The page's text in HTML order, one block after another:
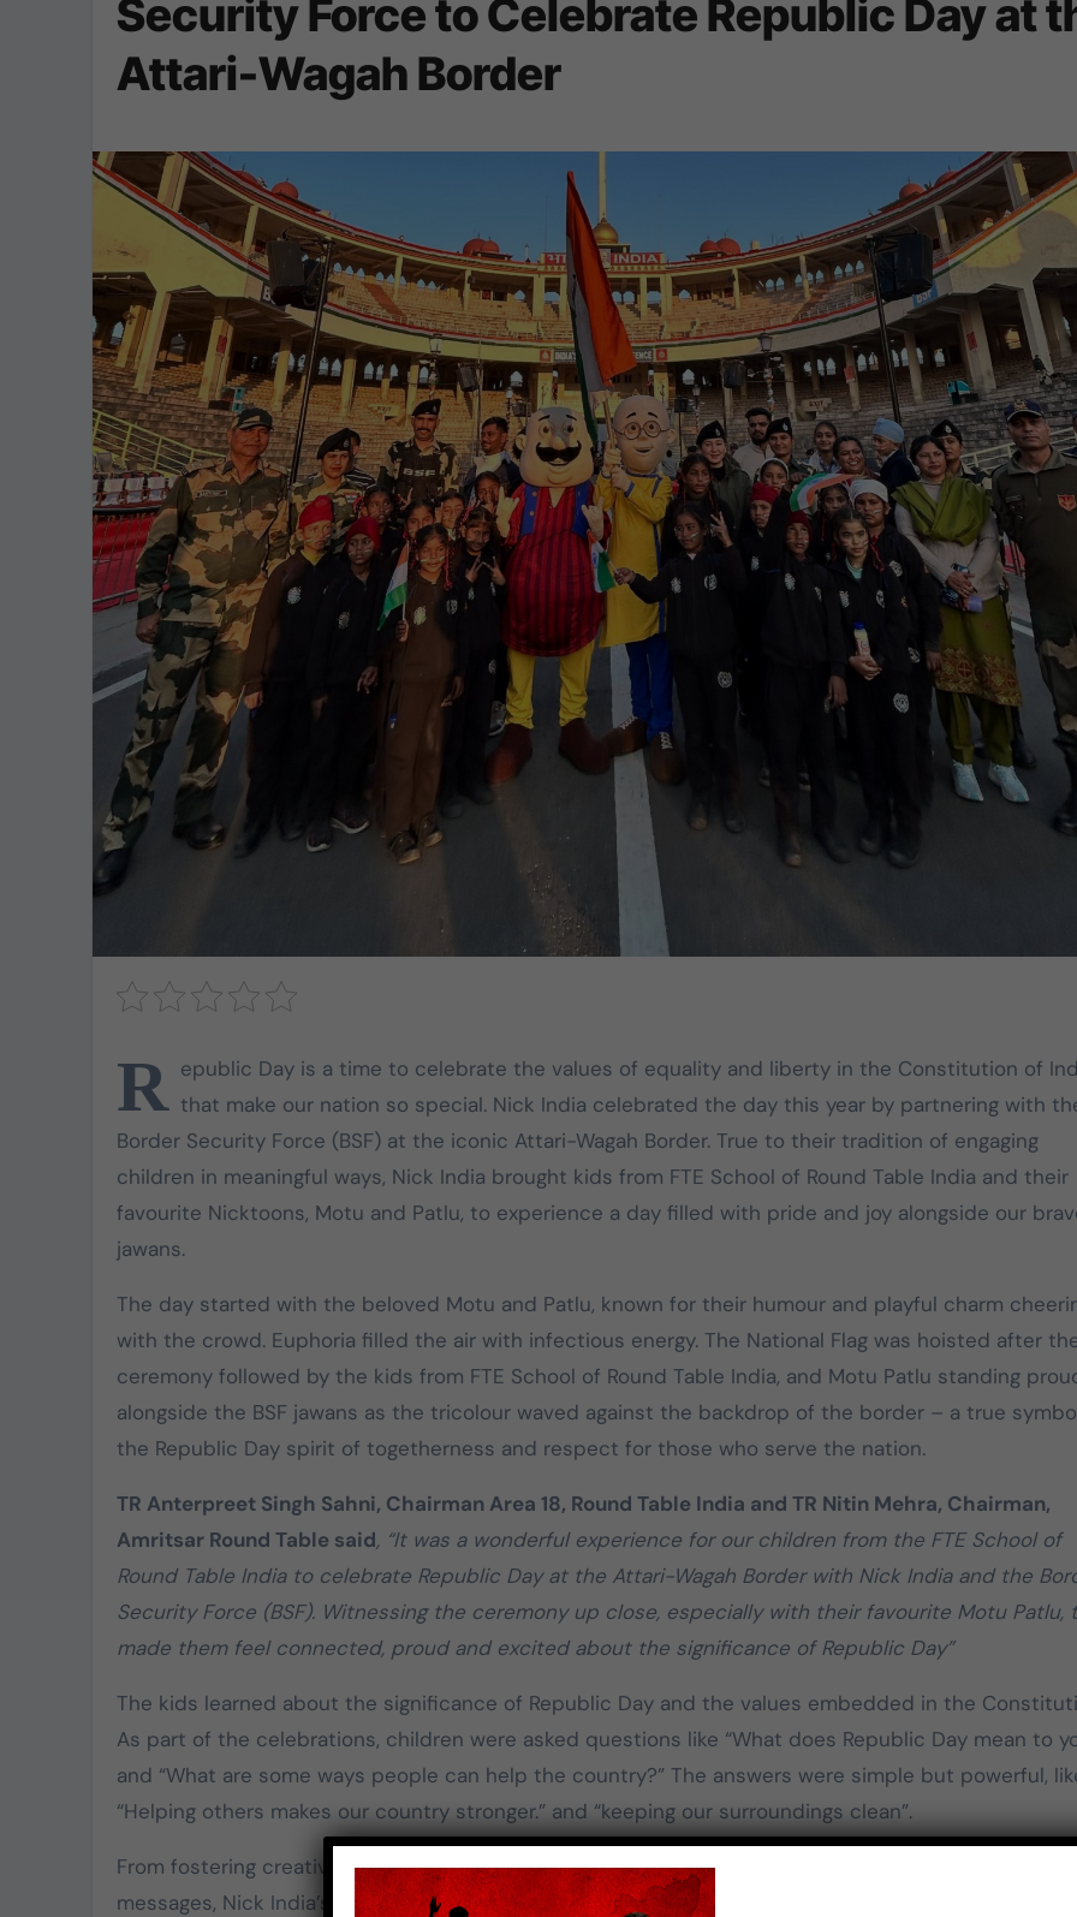
Security Force to Celebrate Republic Day at
Attari-Wagah Border
R epublic Day is a time to celebrate the values of equality and liberty in the Constitution of
that make our nation so special. Nick India celebrated the day this year by partnering with
Border Security Force (BSF) at the iconic Attari-Wagah Border. True to their tradition of engaging
children in meaningful ways, Nick India brought kids from FTE School of Round Table India and their
favourite Nicktoons, Motu and Patlu, to experience a day filled with pride and joy alongside our
jawans.
The day started with the beloved Motu and Patlu, known for their humour and playful charm
with the crowd. Euphoria filled the air with infectious energy. The National Flag was hoisted after
ceremony followed by the kids from FTE School of Round Table India, and Motu Patlu standing
alongside the BSF jawans as the tricolour waved against the backdrop of the border – a true
the Republic Day spirit of togetherness and respect for those who serve the nation.
TR Anterpreet Singh Sahni, Chairman Area 18, Round Table India and TR Nitin Mehra, Chairman,
Amritsar Round Table said, “It was a wonderful experience for our children from the FTE School of
Round Table India to celebrate Republic Day at the Attari-Wagah Border with Nick India and the
Security Force (BSF). Witnessing the ceremony up close, especially with their favourite Motu Patlu,
made them feel connected, proud and excited about the significance of Republic Day”
The kids learned about the significance of Republic Day and the values embedded in the
As part of the celebrations, children were asked questions like “What does Republic Day mean to
and “What are some ways people can help the country?” The answers were simple but powerful,
“Helping others makes our country stronger.” and “keeping our surroundings clean”.
From fostering creativity to encouraging gratitude and creating moments that convey profound
messages, Nick India’s initiatives have always ensured that kids are inspired to learn with play. The
TVK
கொட்டிவாக்கத்தில்
கிறிஸ்துமஸ்:
பெண்களுக்கு புடவை,
மாணவர்களுக்கு
வழங்கப்பட்டது
DMK
சட்டமன்றத் தேர்தலில்,
பேட்டரி டார்ச்
சின்னத்தில் மட்டும்
என்பது மக்கள் நீதி
மய்யம் கட்சியின் உறுதி.
பேட்டரி டார்ச் என்பது
எங்களுக்கு வெறும்
சின்னமல்ல. அது
எங்களின் அடையாளம்.
எந்த ஆதாயமும் இன்றி
என்னோடு பயணிக்கும்
என் தொண்டர்களின்
உணர்வுகளை
மதிக்கிறேன்.
TVK
தமிழக வெற்றிக்
கழகத்தின்
தளபதி